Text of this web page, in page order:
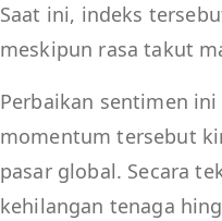
Saat ini, indeks
meskipun rasa takut
Perbaikan sentimen
momentum tersebut
pasar global. Secara
kehilangan tenaga